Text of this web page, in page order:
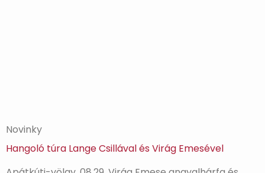
Novinky
Hangoló túra Lange Csillával és Virág Emesével